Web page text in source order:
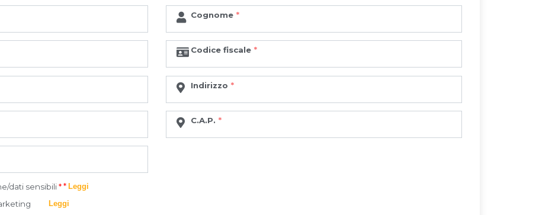
Cognome
Codice fiscale
Indirizzo
C.A.P.
dati sensibili** Leggi
Leggi